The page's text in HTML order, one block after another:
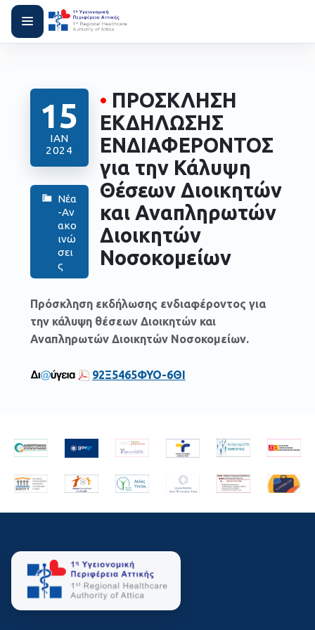
15
ΙΑΝ
2024
Νέα
-Αν
ακο
ινώ
σει
ς
• ΠΡΟΣΚΛΗΣΗ
ΕΚΔΗΛΩΣΗΣ
ΕΝΔΙΑΦΕΡΟΝΤΟΣ
για την Κάλυψη
Θέσεων Διοικητών
και Αναπληρωτών
Διοικητών
Νοσοκομείων
Πρόσκληση εκδήλωσης ενδιαφέροντος για
την κάλυψη θέσεων Διοικητών και
Αναπληρωτών Διοικητών Νοσοκομείων.
92Ξ5465ΦΥΟ-6ΘΙ